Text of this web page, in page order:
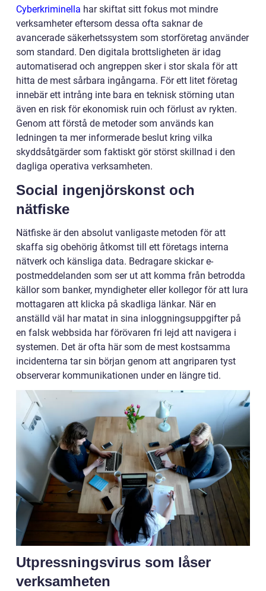
Cyberkriminella har skiftat sitt fokus mot mindre
verksamheter eftersom dessa ofta saknar de
avancerade säkerhetssystem som storföretag använder
som standard. Den digitala brottsligheten är idag
automatiserad och angreppen sker i stor skala för att
hitta de mest sårbara ingångarna. För ett litet företag
innebär ett intrång inte bara en teknisk störning utan
även en risk för ekonomisk ruin och förlust av rykten.
Genom att förstå de metoder som används kan
ledningen ta mer informerade beslut kring vilka
skyddsåtgärder som faktiskt gör störst skillnad i den
dagliga operativa verksamheten.
Social ingenjörskonst och
nätfiske
Nätfiske är den absolut vanligaste metoden för att
skaffa sig obehörig åtkomst till ett företags interna
nätverk och känsliga data. Bedragare skickar e-
postmeddelanden som ser ut att komma från betrodda
källor som banker, myndigheter eller kollegor för att lura
mottagaren att klicka på skadliga länkar. När en
anställd väl har matat in sina inloggningsuppgifter på
en falsk webbsida har förövaren fri lejd att navigera i
systemen. Det är ofta här som de mest kostsamma
incidenterna tar sin början genom att angriparen tyst
observerar kommunikationen under en längre tid.
Utpressningsvirus som låser
verksamheten